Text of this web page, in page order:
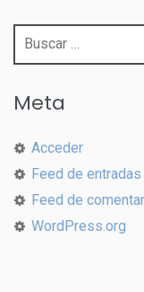
Buscar:
Meta
Acceder
Feed de entradas
Feed de
WordPress.org